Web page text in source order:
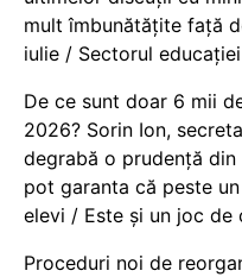
mult îmbunătățite față
iulie / Sectorul
De ce sunt doar 6 mii
2026? Sorin Ion,
degrabă o prudență
pot garanta că peste
elevi / Este și un joc de
Proceduri noi de